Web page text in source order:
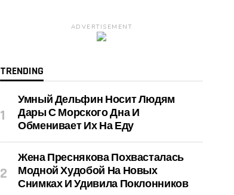
ADVERTISEMENT
TRENDING
Умный Дельфин Носит Людям
Дары С Морского Дна И
Обменивает Их На Еду
Жена Преснякова Похвасталась
Модной Худобой На Новых
Снимках И Удивила Поклонников